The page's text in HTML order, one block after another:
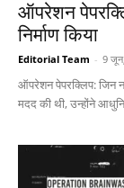
ऑपरेशन
निर्माण किया
Editorial Team - 9
ऑपरेशन पेपरक्लिप: जिन
मदद की थी, उन्होंने